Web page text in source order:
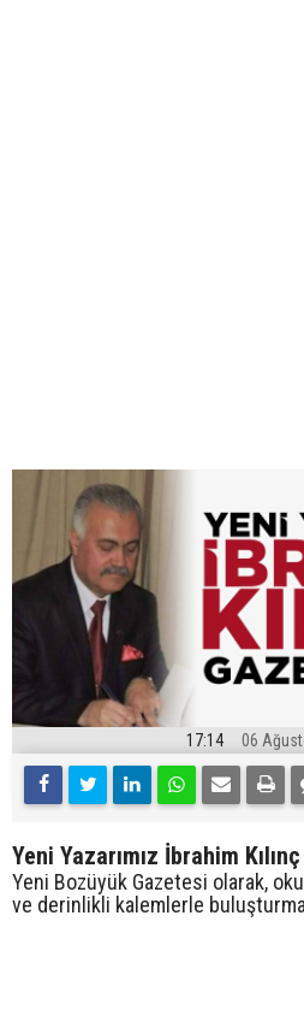
17:14 06
Yeni Yazarımız İbrahim
Yeni Bozüyük Gazetesi olarak,
ve derinlikli kalemlerle